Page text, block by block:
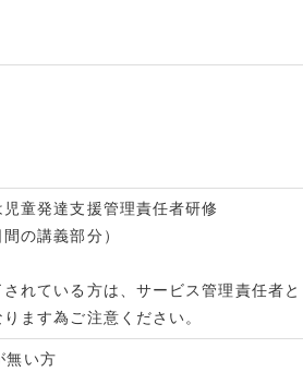
童発達支援管理責任者研修
の講義部分）
れている方は、サービス管理責任者
ます為ご注意ください。
無い方